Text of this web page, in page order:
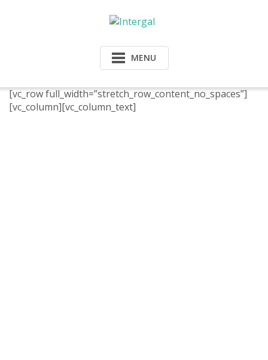
MENU
[vc_row full_width=”stretch_row_content_no_spaces”]
[vc_column][vc_column_text]